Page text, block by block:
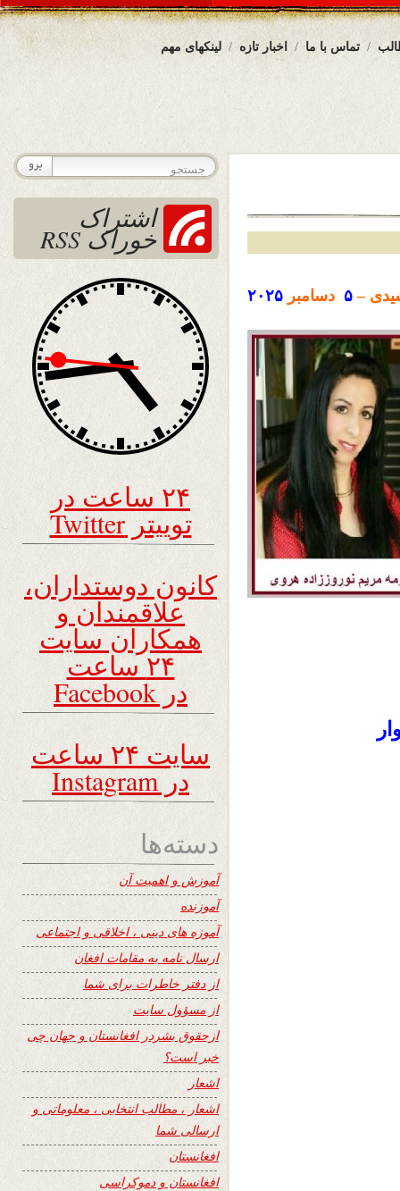
لینکهای مهم اخبار تازه تماس با ما
– ۵ دسامبر
اشتراک
خوراک RSS
۲۴ ساعت در
توییتر Twitter
کانون دوستداران،
علاقمندان و
همکاران سایت
۲۴ ساعت
در Facebook
سایت ۲۴ ساعت
در Instagram
دسته‌ها
آموزش و اهمیت آن
آموزنده
آموزه های دینی ، اخلاقی و اجتماعی
ارسال نامه به مقامات افغان
از دفتر خاطرات برای شما
از مسؤول سایت
ازحقوق بشردر افغانستان و جهان چی
خبر است؟
اشعار
اشعار ، مطالب انتخابی ، معلوماتی و
ارسالی شما
افغانستان
افغانستان و دموکراسی